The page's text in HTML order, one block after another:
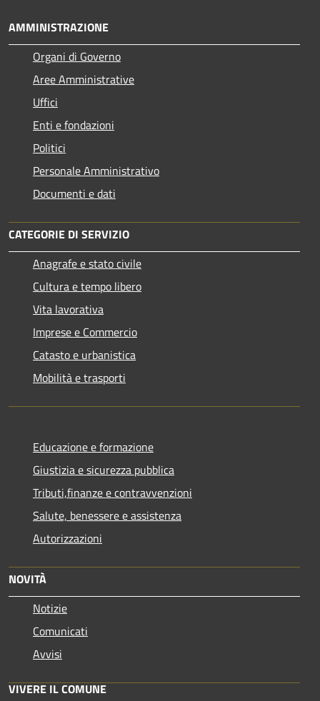
AMMINISTRAZIONE
Organi di Governo
Aree Amministrative
Uffici
Enti e fondazioni
Politici
Personale Amministrativo
Documenti e dati
CATEGORIE DI SERVIZIO
Anagrafe e stato civile
Cultura e tempo libero
Vita lavorativa
Imprese e Commercio
Catasto e urbanistica
Mobilità e trasporti
Educazione e formazione
Giustizia e sicurezza pubblica
Tributi,finanze e contravvenzioni
Salute, benessere e assistenza
Autorizzazioni
NOVITÀ
Notizie
Comunicati
Avvisi
VIVERE IL COMUNE